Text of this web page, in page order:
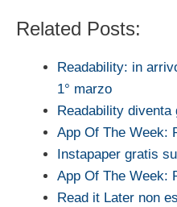
Related Posts:
Readability: in
1° marzo
Readability
App Of The Week:
Instapaper gratis
App Of The Week:
Read it Later non